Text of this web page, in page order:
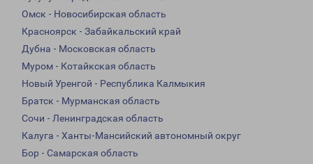
Омск - Новосибирская область
Красноярск - Забайкальский край
Дубна - Московская область
Муром - Котайкская область
Новый Уренгой - Республика Калмыкия
Братск - Мурманская область
Сочи - Ленинградская область
Калуга - Ханты-Мансийский автономный округ
Бор - Самарская область